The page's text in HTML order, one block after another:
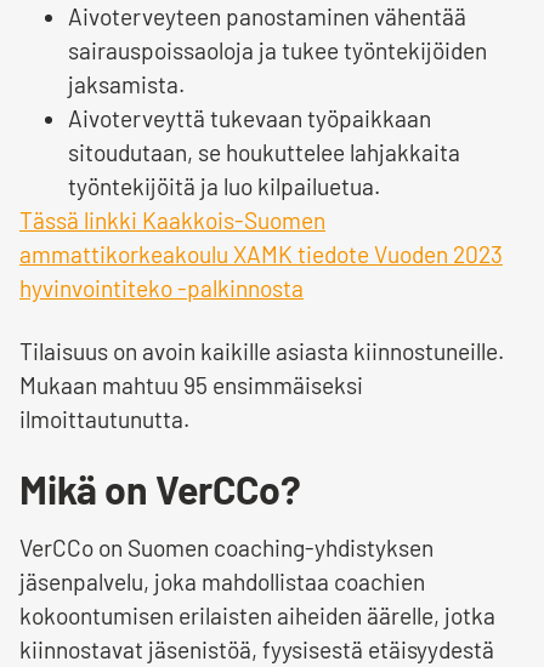
Aivoterveyteen panostaminen vähentää
sairauspoissaoloja ja tukee työntekijöiden
jaksamista.
Aivoterveyttä tukevaan työpaikkaan
sitoudutaan, se houkuttelee lahjakkaita
työntekijöitä ja luo kilpailuetua.
Tässä linkki Kaakkois-Suomen
ammattikorkeakoulu XAMK tiedote Vuoden 2023
hyvinvointiteko -palkinnosta
Tilaisuus on avoin kaikille asiasta kiinnostuneille.
Mukaan mahtuu 95 ensimmäiseksi
ilmoittautunutta.
Mikä on VerCCo?
VerCCo on Suomen coaching-yhdistyksen
jäsenpalvelu, joka mahdollistaa coachien
kokoontumisen erilaisten aiheiden äärelle, jotka
kiinnostavat jäsenistöä, fyysisestä etäisyydestä